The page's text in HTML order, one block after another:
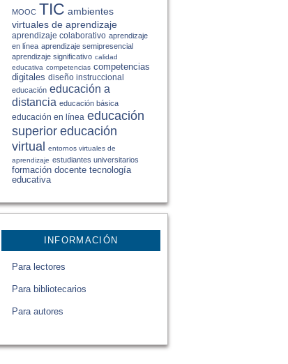
MOOC TIC ambientes
virtuales de aprendizaje
aprendizaje colaborativo aprendizaje
en línea aprendizaje semipresencial
aprendizaje significativo calidad
educativa competencias competencias
digitales diseño instruccional
educación educación a
distancia educación básica
educación en línea educación
superior educación
virtual entornos virtuales de
aprendizaje estudiantes universitarios
formación docente tecnología
educativa
INFORMACIÓN
Para lectores
Para bibliotecarios
Para autores